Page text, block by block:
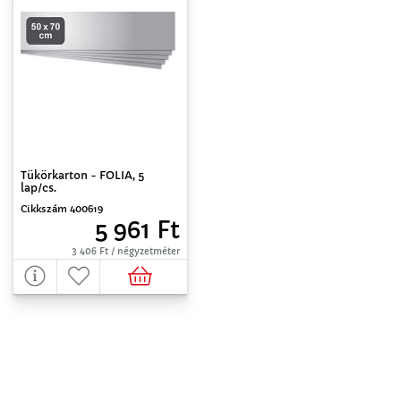
Tükörkarton - FOLIA, 5
lap/cs.
Cikkszám 400619
5 961 Ft
3 406 Ft / négyzetméter